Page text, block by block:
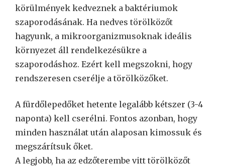
körülmények kedveznek a baktériumok
szaporodásának. Ha nedves törölközőt
hagyunk, a mikroorganizmusoknak ideális
környezet áll rendelkezésükre a
szaporodáshoz. Ezért kell megszokni, hogy
rendszeresen cserélje a törölközőket.
A fürdőlepedőket hetente legalább kétszer (3-4
naponta) kell cserélni. Fontos azonban, hogy
minden használat után alaposan kimossuk és
megszárítsuk őket.
A legjobb, ha az edzőterembe vitt törölközőt